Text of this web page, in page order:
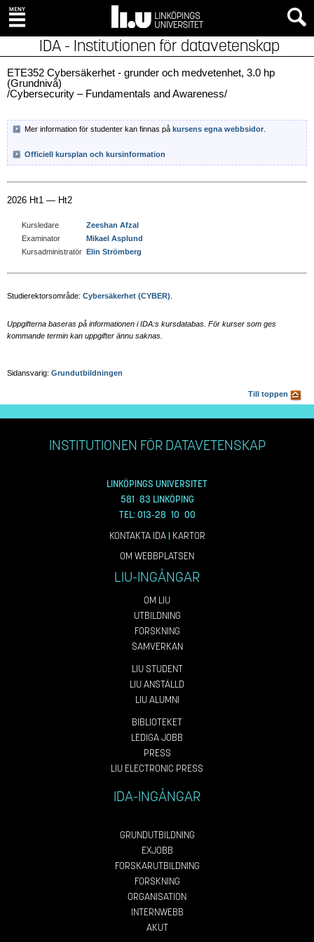
IDA - Institutionen för datavetenskap
ETE352 Cybersäkerhet - grunder och medvetenhet, 3.0 hp
(Grundnivå)
/Cybersecurity – Fundamentals and Awareness/
Mer information för studenter kan finnas på kursens egna webbsidor
Officiell kursplan och kursinformation
2026 Ht1 — Ht2
Kursledare
Zeeshan Afzal
Examinator
Mikael Asplund
Kursadministratör Elin Strömberg
Studierektorsområde: Cybersäkerhet (CYBER)
Uppgifterna baseras på informationen i IDA:s kursdatabas. För kurser som ges
kommande termin kan uppgifter ännu saknas.
Sidansvarig: Grundutbildningen
Till toppen
INSTITUTIONEN FÖR DATAVETENSKAP
LINKÖPINGS UNIVERSITET
581 83 LINKÖPING
TEL: 013-28 10 00
KONTAKTA IDA| KARTOR
OM WEBBPLATSEN
LIU-INGÅNGAR
OM LIU
UTBILDNING
FORSKNING
SAMVERKAN
LIU STUDENT
LIU ANSTÄLLD
LIU ALUMNI
BIBLIOTEKET
LEDIGA JOBB
PRESS
LIU ELECTRONIC PRESS
IDA-INGÅNGAR
GRUNDUTBILDNING
EXJOBB
FORSKARUTBILDNING
FORSKNING
ORGANISATION
INTERNWEBB
AKUT